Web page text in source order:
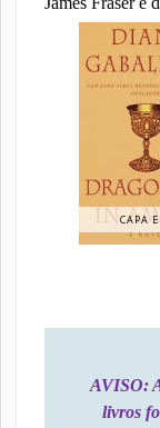
CAPA
AVISO:
livros